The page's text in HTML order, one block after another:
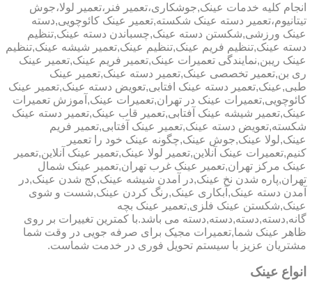
انجام کلیه خدمات عینک,جوشکاری،تعمیر فنر،تعمیر لولا،جوش
تیتانیوم،تعمیر دسته عینک شکسته,تعمیر عینک کائوچویی,دسته
عینک ورزشی,شکستن دسته عینک,چسباندن دسته عینک,تنظیم
دسته عینک,تنظیم فریم عینک,تنظیم عینک,تعمیر شیشه عینک,تنظیم
عینک ریبن,نمایندگی تعمیرات عینک,تعمیر فریم عینک,تعمیر عینک
ری بن,تعمیر تخصصی عینک,تعمیر دسته عینک,تعمیر عینک
طبی,عینک,تعمیر دسته عینک افتابی,تعویض دسته عینک,تعمیر عینک
کائوچویی,تعمیرات عینک در تهران,تعمیرات عینک,آموزش تعمیرات
عینک,تعمیر شیشه عینک آفتابی,تعمیر قاب عینک,تعمیر دسته عینک
شکسته,تعویض دسته عینک,تعمیر عینک آفتابی,تعمیر فریم
عینک,لولا عینک,جوش عینک,چگونه عینک خود را تعمیر
کنیم,تعمیرات عینک آنلاین,تعمیر لولا عینک,تعمیر عینک آنلاین,تعمیر
عینک مرکز تهران,تعمیر عینک غرب تهران,تعمیر عینک شمال
تهران,پاره شدن نخ عینک,در آمدن شیشه عینک,کج شدن عینک,در
آمدن دسته عینک,آبکاری عینک,رنگ کردن عینک,شست و شوی
عینک,شکستن عینک فلزی,تعمیر عینک بچه
گانه,دسته,دسته,دسته,دسته می باشد.با کمترین تغییرات بر روی
ظاهر عینک شما,تعمیرات مجیک برای صرفه جویی در وقت شما
مشتریان عزیز با سیستم تحویل فوری در خدمت شماست.
انواع عینک